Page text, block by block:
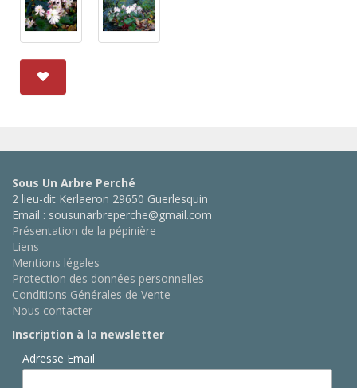
Sous Un Arbre Perché
2 lieu-dit Kerlaeron 29650 Guerlesquin
Email : sousunarbreperche@gmail.com
Présentation de la pépinière
Liens
Mentions légales
Protection des données personnelles
Conditions Générales de Vente
Nous contacter
Inscription à la newsletter
Adresse Email